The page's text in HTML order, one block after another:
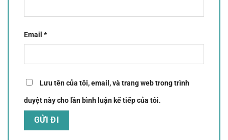
Email *
Lưu tên của tôi, email, và trang web trong trình
duyệt này cho lần bình luận kế tiếp của tôi.